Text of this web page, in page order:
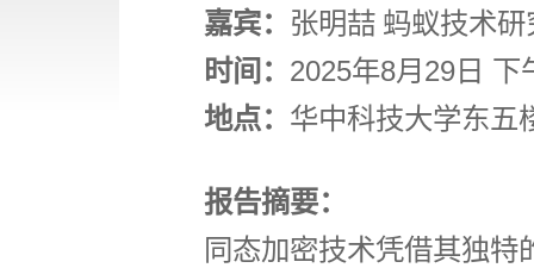
嘉宾： 张明喆 蚂蚁技术
时间： 2025年8月 29 日 下
地点： 华中科技大学东五
报告摘要：
同态加密技术凭借其独